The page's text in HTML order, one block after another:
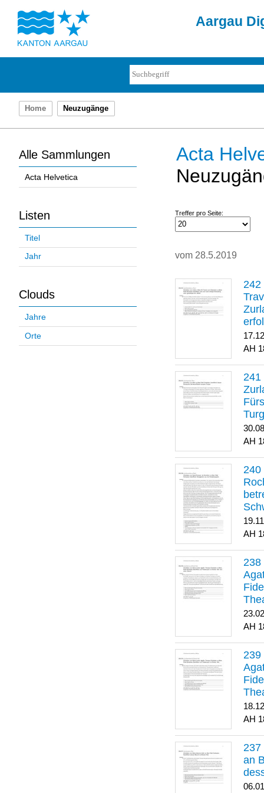
Aargau
Home Neuzugänge
Alle Sammlungen
Acta Helvetica
Listen
Titel
Jahr
Clouds
Jahre
Orte
Acta
Treffer pro Seite:
vom 28.5.2019
an